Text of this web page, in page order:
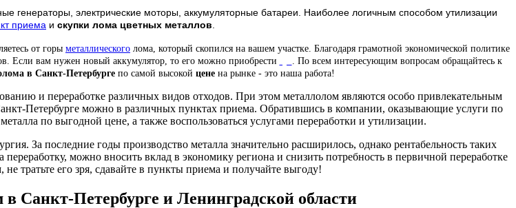
генераторы, электрические моторы, аккумуляторные батареи. Наиболее логичным способом утилизации
приема и скупки лома цветных металлов
от горы металлического лома, который скопился на вашем участке. Благодаря грамотной экономической политике
Если вам нужен новый аккумулятор, то его можно приобрести
. По всем интересующим вопросам обращайтесь к
в Санкт-Петербурге по самой высокой цене на рынке - это наша работа!
и переработке различных видов отходов. При этом металлолом являются особо привлекательным
Петербурге можно в различных пунктах приема. Обратившись в компании, оказывающие услуги по
по выгодной цене, а также воспользоваться услугами переработки и утилизации.
За последние годы производство металла значительно расширилось, однако рентабельность таких
можно вносить вклад в экономику региона и снизить потребность в первичной переработке
тратьте его зря, сдавайте в пункты приема и получайте выгоду!
Санкт-Петербурге и Ленинградской области